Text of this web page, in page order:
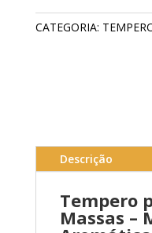
Manjerição,
Hortelã,
CATEGORIA:
Descrição
Tempero
Massas –